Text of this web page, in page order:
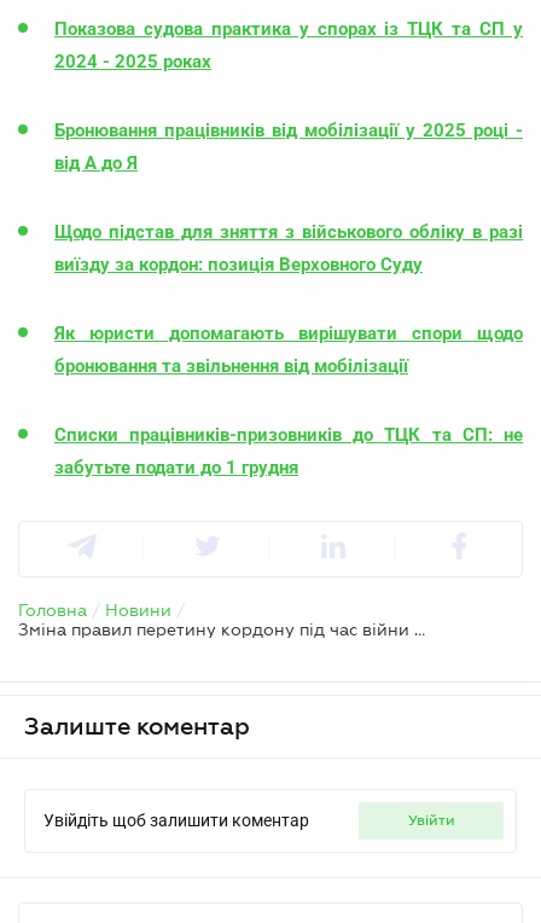
Показова судова практика у спорах із ТЦК та СП у
2024 - 2025 роках
Бронювання працівників від мобілізації у 2025 році -
від А до Я
Щодо підстав для зняття з військового обліку в разі
виїзду за кордон: позиція Верховного Суду
Як юристи допомагають вирішувати спори щодо
бронювання та звільнення від мобілізації
Списки працівників-призовників до ТЦК та СП: не
забутьте подати до 1 грудня
Головна / Новини /
Зміна правил перетину кордону під час війни – що пропонують законопроєкти КМУ та нардепів
Залиште коментар
Увійдіть щоб залишити коментар увійти